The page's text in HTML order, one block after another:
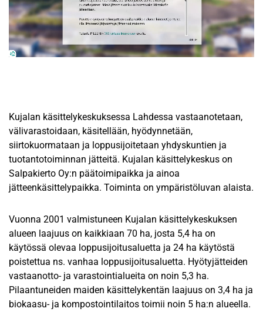
Kujalan käsittelykeskuksessa Lahdessa vastaanotetaan,
välivarastoidaan, käsitellään, hyödynnetään,
siirtokuormataan ja loppusijoitetaan yhdyskuntien ja
tuotantotoiminnan jätteitä. Kujalan käsittelykeskus on
Salpakierto Oy:n päätoimipaikka ja ainoa
jätteenkäsittelypaikka. Toiminta on ympäristöluvan alaista.
Vuonna 2001 valmistuneen Kujalan käsittelykeskuksen
alueen laajuus on kaikkiaan 70 ha, josta 5,4 ha on
käytössä olevaa loppusijoitusaluetta ja 24 ha käytöstä
poistettua ns. vanhaa loppusijoitusaluetta. Hyötyjätteiden
vastaanotto- ja varastointialueita on noin 5,3 ha.
Pilaantuneiden maiden käsittelykentän laajuus on 3,4 ha ja
biokaasu- ja kompostointilaitos toimii noin 5 ha:n alueella.